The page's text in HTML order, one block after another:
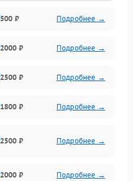
500 ₽ Подробнее →
2000 ₽ Подробнее →
2500 ₽ Подробнее →
1800 ₽ Подробнее →
2500 ₽ Подробнее →
2000 ₽ Подробнее →